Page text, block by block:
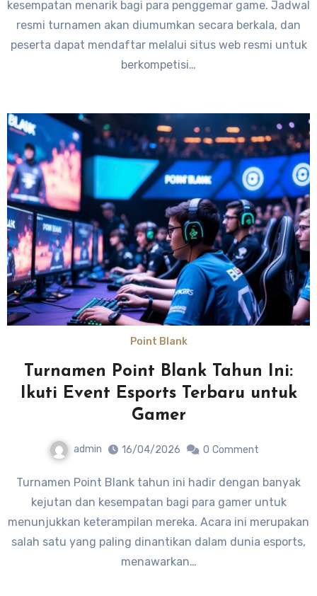
kesempatan menarik bagi para penggemar game. Jadwal
resmi turnamen akan diumumkan secara berkala, dan
peserta dapat mendaftar melalui situs web resmi untuk
berkompetisi…
Point Blank
Turnamen Point Blank Tahun Ini:
Ikuti Event Esports Terbaru untuk
Gamer
admin 16/04/2026 0 Comment
Turnamen Point Blank tahun ini hadir dengan banyak
kejutan dan kesempatan bagi para gamer untuk
menunjukkan keterampilan mereka. Acara ini merupakan
salah satu yang paling dinantikan dalam dunia esports,
menawarkan…